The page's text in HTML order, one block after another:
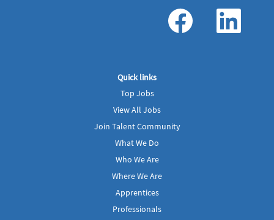
p
e
.
O
n
Quick links
Top Jobs
View All Jobs
Join Talent Community
What We Do
Who We Are
Where We Are
Apprentices
Professionals